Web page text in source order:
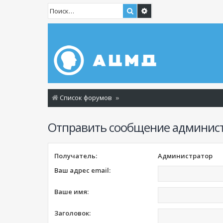
Поиск
Список форумов
Отправить сообщение
Получатель:
Администратор
Ваш адрес email:
Ваше имя:
Заголовок: